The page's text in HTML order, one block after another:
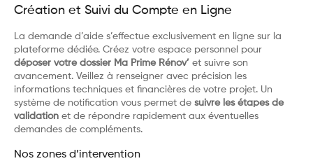
Création et Suivi du Compte en Ligne
La demande d’aide s’effectue exclusivement en ligne sur la
plateforme dédiée. Créez votre espace personnel pour
déposer votre dossier Ma Prime Rénov’ et suivre son
avancement. Veillez à renseigner avec précision les
informations techniques et financières de votre projet. Un
système de notification vous permet de suivre les étapes de
validation et de répondre rapidement aux éventuelles
demandes de compléments.
Nos zones d’intervention